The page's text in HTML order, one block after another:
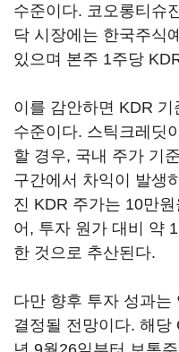
수준이다. 코오롱티슈
닥 시장에는 한국주식
있으며 본주 1주당
이를 감안하면 KDR
수준이다. 스틱크레딧
할 경우, 국내 주가 기
구간에서 차익이 발생
진 KDR 주가는 10만
어, 투자 원가 대비 약
한 것으로 추산된다.
다만 향후 투자 성과는
결정될 전망이다. 해